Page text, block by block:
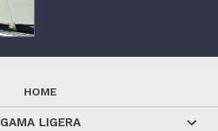
HOME
GAMA LIGERA